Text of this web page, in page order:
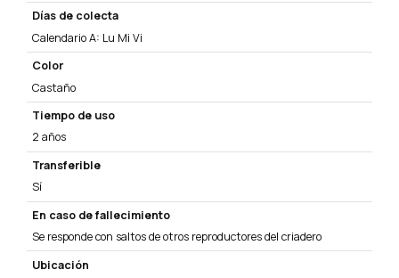
Días de colecta
Calendario A: Lu Mi Vi
Color
Castaño
Tiempo de uso
2 años
Transferible
Sí
En caso de fallecimiento
Se responde con saltos de otros reproductores del criadero
Ubicación